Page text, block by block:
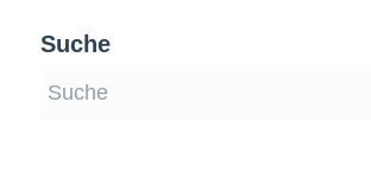
Suche